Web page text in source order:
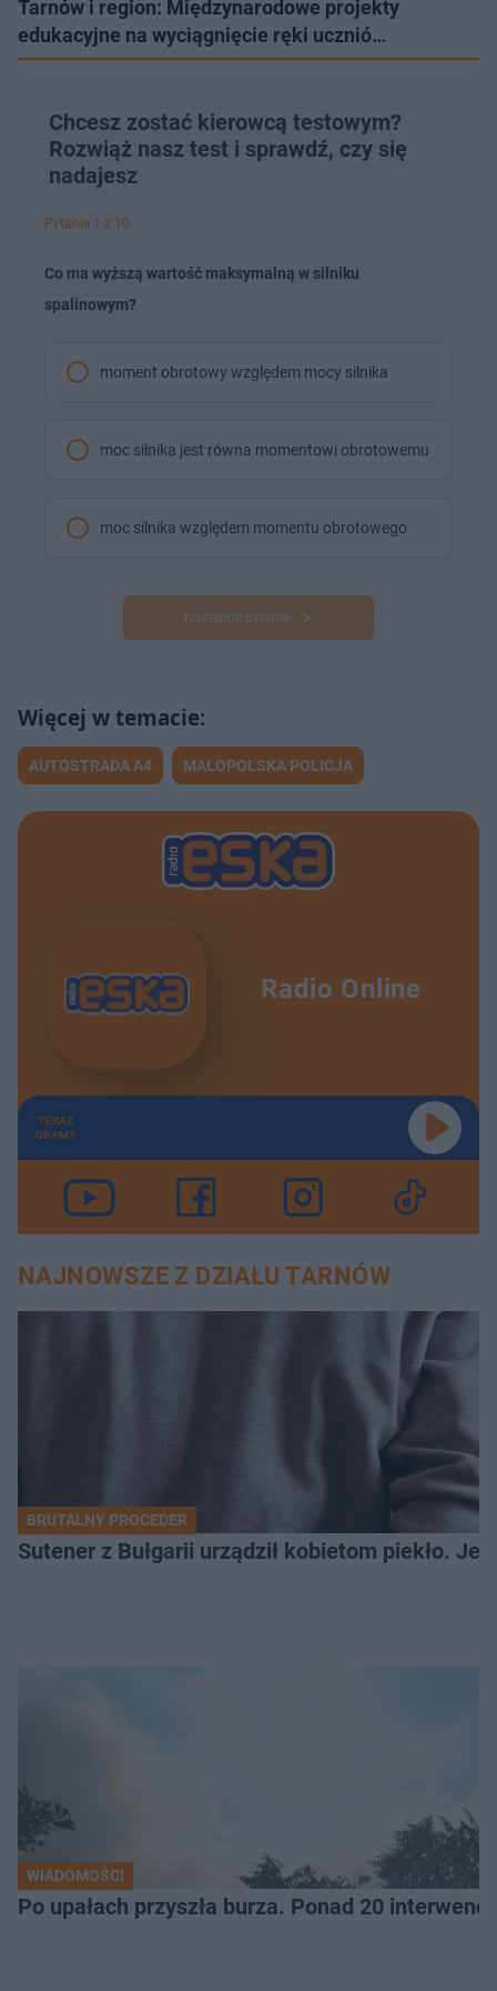
Tarnów i region: Międzynarodowe projekty
edukacyjne na wyciągnięcie ręki ucznió…
Chcesz zostać kierowcą testowym?
Rozwiąż nasz test i sprawdź, czy się
nadajesz
Pytanie 1 z 10
Co ma wyższą wartość maksymalną w silniku
spalinowym?
moment obrotowy względem mocy silnika
moc silnika jest równa momentowi obrotowemu
moc silnika względem momentu obrotowego
Następne pytanie
AUTOSTRADA A4 MAŁOPOLSKA POLICJA
Radio Online
TERAZ
GRAMY
NAJNOWSZE Z DZIAŁU TARNÓW
BRUTALNY PROCEDER
Sutener z Bułgarii urządził kobietom piekło.
WIADOMOŚCI
Po upałach przyszła burza. Ponad 20